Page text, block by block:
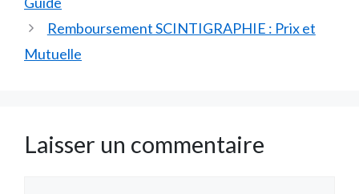
Remboursement SCINTIGRAPHIE : Prix et
Mutuelle
Laisser un commentaire